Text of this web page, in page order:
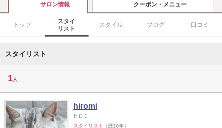
サロン情報 クーポン・メニュー
トップ
スタイ
リスト
スタイル ブログ 口コミ
スタイリスト
1 人
hiromi
ヒロミ
スタイリスト
（歴10年）